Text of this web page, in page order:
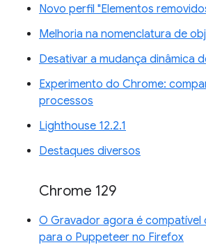
Novo perfil "Elementos
Melhoria na nomenclatura de
Desativar a mudança dinâmica
Experimento do Chrome:
processos
Lighthouse 12.2.1
Destaques diversos
Chrome 129
O Gravador agora é compatível
para o Puppeteer no Firefox